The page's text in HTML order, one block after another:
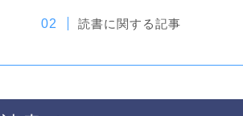
読書に関する記事